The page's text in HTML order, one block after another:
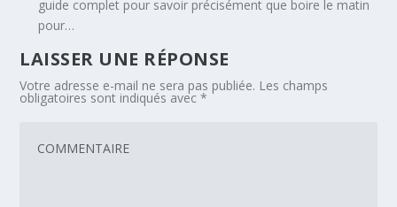
guide complet pour savoir précisément que boire le matin
pour…
LAISSER UNE RÉPONSE
Votre adresse e-mail ne sera pas publiée. Les champs
obligatoires sont indiqués avec*